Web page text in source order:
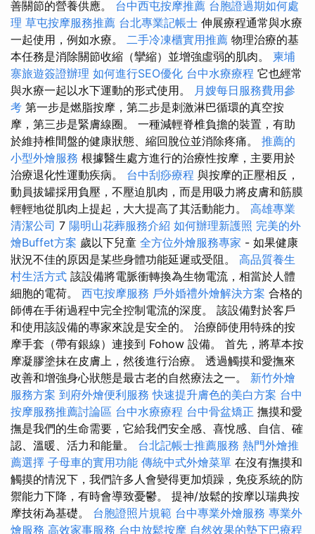
善關節的營養供應。 台中西屯按摩推薦 台胞證過期如何處
理 草屯按摩服務推薦 台北專業記帳士 伸展療程通常與水療
一起使用，例如水療。 二手冷凍櫃實用推薦 物理治療的基
本任務是消除關節收縮（攣縮）並增強虛弱的肌肉。 柬埔
寨旅遊簽證辦理 如何進行SEO優化 台中水療療程 它也經常
與水療一起以水下運動的形式使用。 月嫂每日服務費用參
考 第一步是燃脂按摩，第二步是刺激淋巴循環的真空按
摩，第三步是緊膚線圈。 一種減輕脊椎負擔的裝置，有助
於維持椎間盤的健康狀態、縮回脫位並消除疼痛。 推薦的
小型外燴服務 根據醫生處方進行的治療性按摩，主要用於
治療退化性運動疾病。 台中刮痧療程 與按摩的正壓相反，
動員拔罐採用負壓，不壓迫肌肉，而是用吸力將皮膚和筋膜
輕輕地從肌肉上提起，大大提高了其活動能力。 高雄專業
清潔公司 7 陽明山花葬服務介紹 如何辦理新護照 完美的外
燴Buffet方案 歲以下兒童 全方位外燴服務專家 - 如果健康
狀況不佳的原因是某些身體功能延遲或受阻。 高品質養生
村生活方式 該設備將電脈衝轉換為生物電流，相當於人體
細胞的電荷。 西屯按摩服務 戶外婚禮外燴解決方案 合格的
師傅在手術過程中完全控制電流的深度。 該設備對於客戶
和使用該設備的專家來說是安全的。 治療師使用特殊的按
摩手套（帶有銀線）連接到 Fohow 設備。 首先，將草本按
摩凝膠塗抹在皮膚上，然後進行治療。 透過觸摸和愛撫來
改善和增強身心狀態是最古老的自然療法之一。 新竹外燴
服務方案 到府外燴便利服務 快速提升膚色的美白方案 台中
按摩服務推薦討論區 台中水療療程 台中骨盆矯正 撫摸和愛
撫是我們的生命需要，它給我們安全感、喜悅感、自信、確
認、溫暖、活力和能量。 台北記帳士推薦服務 熱門外燴推
薦選擇 子母車的實用功能 傳統中式外燴菜單 在沒有撫摸和
觸摸的情況下，我們許多人會變得更加煩躁，免疫系統的防
禦能力下降，有時會導致憂鬱。 提神/放鬆的按摩以瑞典按
摩技術為基礎。 台胞證照片規範 台中專業外燴服務 專業外
燴服務 高效家事服務 台中放鬆按摩 自然效果的墊下巴療程